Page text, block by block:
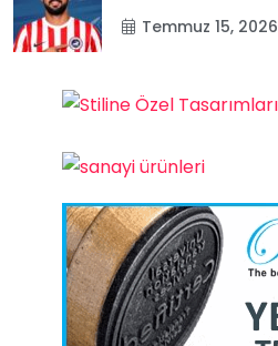
Temmuz 15, 2026